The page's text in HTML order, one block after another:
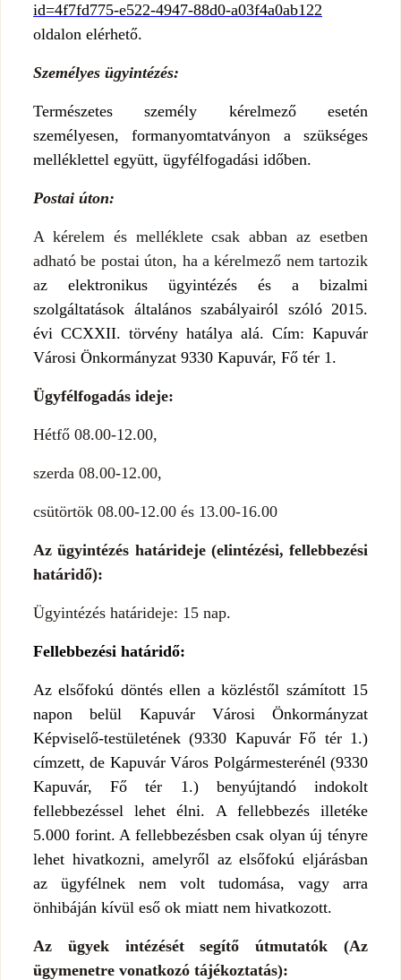
id=4f7fd775-e522-4947-88d0-a03f4a0ab122
oldalon elérhető.
Személyes ügyintézés:
Természetes személy kérelmező esetén
személyesen, formanyomtatványon a szükséges
melléklettel együtt, ügyfélfogadási időben.
Postai úton:
A kérelem és melléklete csak abban az esetben
adható be postai úton, ha a kérelmező nem tartozik
az elektronikus ügyintézés és a bizalmi
szolgáltatások általános szabályairól szóló 2015.
évi CCXXII. törvény hatálya alá. Cím: Kapuvár
Városi Önkormányzat 9330 Kapuvár, Fő tér 1.
Ügyfélfogadás ideje:
Hétfő 08.00-12.00,
szerda 08.00-12.00,
csütörtök 08.00-12.00 és 13.00-16.00
Az ügyintézés határideje (elintézési, fellebbezési
határidő):
Ügyintézés határideje: 15 nap.
Fellebbezési határidő:
Az elsőfokú döntés ellen a közléstől számított 15
napon belül Kapuvár Városi Önkormányzat
Képviselő-testületének (9330 Kapuvár Fő tér 1.)
címzett, de Kapuvár Város Polgármesterénél (9330
Kapuvár, Fő tér 1.) benyújtandó indokolt
fellebbezéssel lehet élni. A fellebbezés illetéke
5.000 forint. A fellebbezésben csak olyan új tényre
lehet hivatkozni, amelyről az elsőfokú eljárásban
az ügyfélnek nem volt tudomása, vagy arra
önhibáján kívül eső ok miatt nem hivatkozott.
Az ügyek intézését segítő útmutatók (Az
ügymenetre vonatkozó tájékoztatás):